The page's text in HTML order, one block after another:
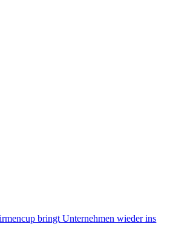
bringt Unternehmen wieder ins